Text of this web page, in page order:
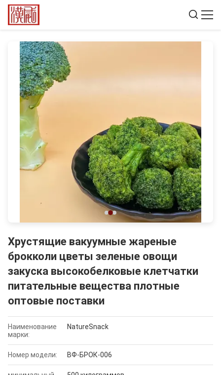
Хрустящие вакуумные жареные
брокколи цветы зеленые овощи
закуска высокобелковые клетчатки
питательные вещества плотные
оптовые поставки
Наименование
марки:
NatureSnack
Номер модели: ВФ-БРОК-006